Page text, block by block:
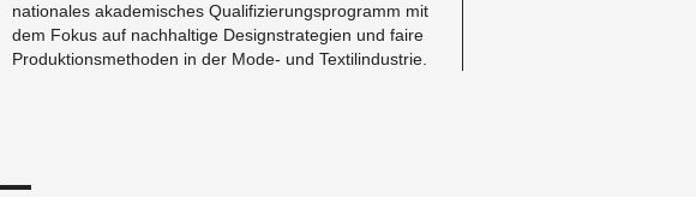
na­tio­na­les aka­de­mi­sches Qua­li­fi­zie­rungs­pro­gramm mit
dem Fokus auf nach­hal­ti­ge De­sign­stra­te­gi­en und faire
Pro­duk­ti­ons­me­tho­den in der Mode- und Tex­til­in­dus­trie.